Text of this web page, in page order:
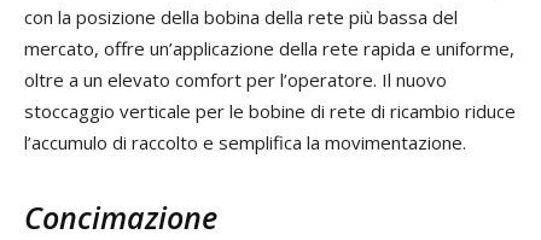
con la posizione della bobina della rete più bassa del
mercato, offre un’applicazione della rete rapida e uniforme,
oltre a un elevato comfort per l’operatore. Il nuovo
stoccaggio verticale per le bobine di rete di ricambio riduce
l’accumulo di raccolto e semplifica la movimentazione.
Concimazione